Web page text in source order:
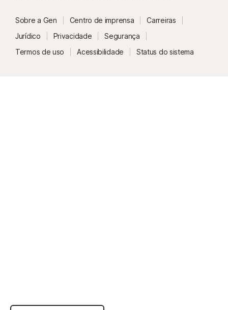
Sobre a Gen Centro de imprensa
Carreiras
Jurídico
Privacidade
Segurança
Termos de uso
Acessibilidade Status do sistema